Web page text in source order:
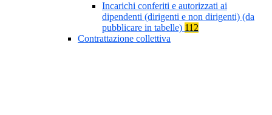
Incarichi conferiti e autorizzati ai
dipendenti (dirigenti e non dirigenti) (da
pubblicare in tabelle) 112
Contrattazione collettiva